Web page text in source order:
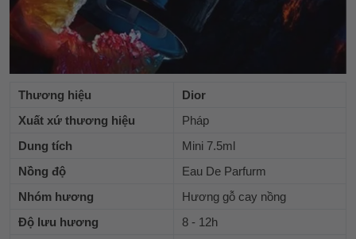
Thương hiệu
Dior
Xuất xứ thương hiệu
Pháp
Dung tích
Mini 7.5ml
Nồng độ
Eau De Parfurm
Nhóm hương
Hương gỗ cay nồng
Độ lưu hương
8 - 12h